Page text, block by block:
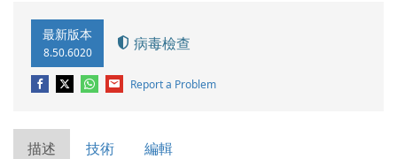
最新版本
8.50.6020 病毒檢查
Report a Problem
描述 技術 編輯